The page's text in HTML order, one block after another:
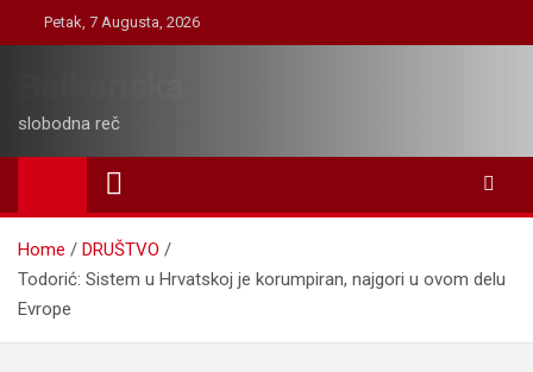
to
Petak, 7 Augusta, 2026
slobodna reč
Home
DRUŠTVO
Todorić: Sistem u Hrvatskoj je korumpiran, najgori u ovom delu
Evrope